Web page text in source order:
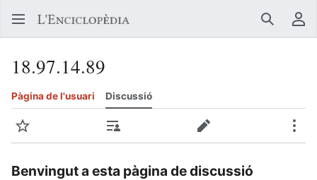
Buscar
18.97.14.89
Pàgina de l'usuari Discussió
Vigilar Contribucions Crear Més
Benvingut a esta pàgina de discussió